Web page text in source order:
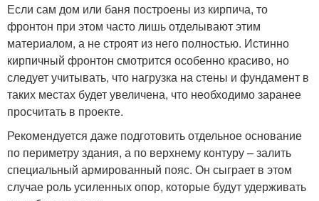
Если сам дом или баня построены из кирпича, то
фронтон при этом часто лишь отделывают этим
материалом, а не строят из него полностью. Истинно
кирпичный фронтон смотрится особенно красиво, но
следует учитывать, что нагрузка на стены и фундамент в
таких местах будет увеличена, что необходимо заранее
просчитать в проекте.
Рекомендуется даже подготовить отдельное основание
по периметру здания, а по верхнему контуру – залить
специальный армированный пояс. Он сыграет в этом
случае роль усиленных опор, которые будут удерживать